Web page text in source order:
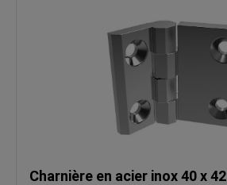
Charnière en acier inox 40 x 42